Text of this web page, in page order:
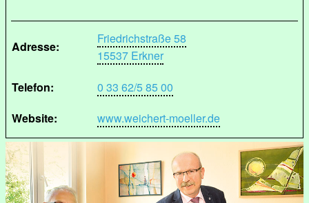
Adresse:
Friedrichstraße 58
15537 Erkner
Telefon:
0 33 62/5 85 00
Website:
www.weichert-moeller.de